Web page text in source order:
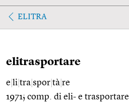
ELITRA
elitrasportare
e li tra spor tà re
1971; comp. di eli- e trasportare.